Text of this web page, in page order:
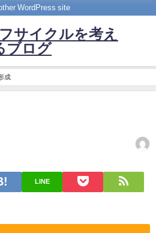
WordPress site
サイクルを考え
ブログ
成
LINE